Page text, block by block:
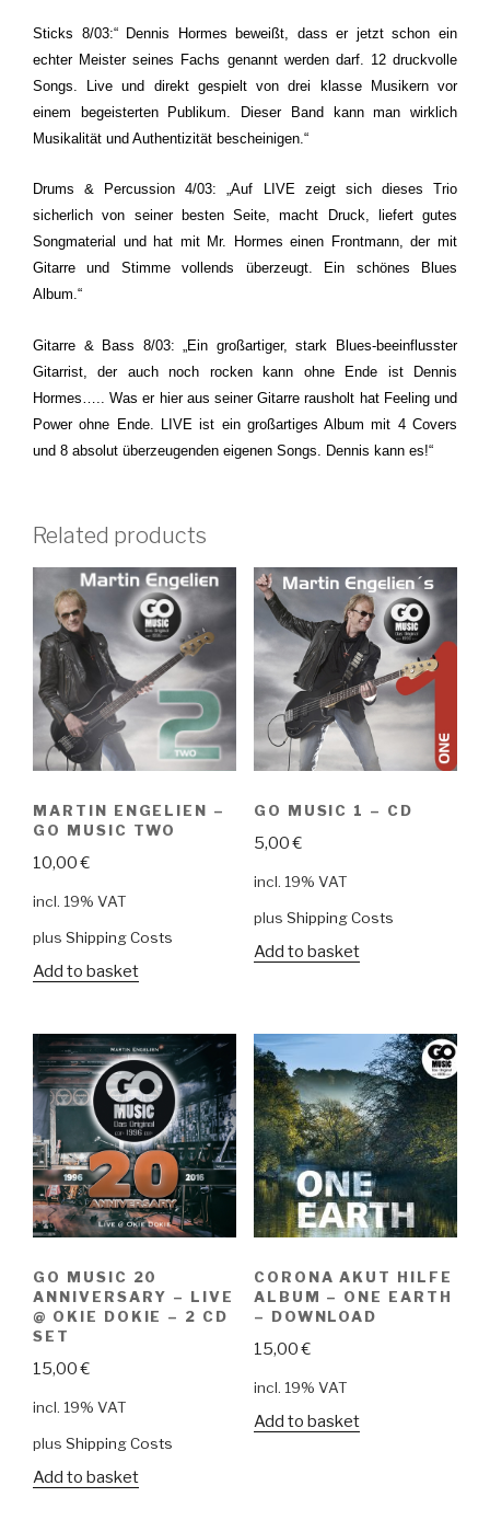
Sticks 8/03:“ Dennis Hormes beweißt, dass er jetzt schon ein
echter Meister seines Fachs genannt werden darf. 12 druckvolle
Songs. Live und direkt gespielt von drei klasse Musikern vor
einem begeisterten Publikum. Dieser Band kann man wirklich
Musikalität und Authentizität bescheinigen.“
Drums & Percussion 4/03: „Auf LIVE zeigt sich dieses Trio
sicherlich von seiner besten Seite, macht Druck, liefert gutes
Songmaterial und hat mit Mr. Hormes einen Frontmann, der mit
Gitarre und Stimme vollends überzeugt. Ein schönes Blues
Album.“
Gitarre & Bass 8/03: „Ein großartiger, stark Blues-beeinflusster
Gitarrist, der auch noch rocken kann ohne Ende ist Dennis
Hormes….. Was er hier aus seiner Gitarre rausholt hat Feeling und
Power ohne Ende. LIVE ist ein großartiges Album mit 4 Covers
und 8 absolut überzeugenden eigenen Songs. Dennis kann es!“
Related products
MARTIN ENGELIEN –
GO MUSIC TWO
10,00€
incl. 19% VAT
plus Shipping Costs
Add to basket
GO MUSIC 1 – CD
5,00€
incl. 19% VAT
plus Shipping Costs
Add to basket
GO MUSIC 20
ANNIVERSARY – LIVE
@ OKIE DOKIE – 2 CD
SET
15,00€
incl. 19% VAT
plus Shipping Costs
Add to basket
CORONA AKUT HILFE
ALBUM – ONE EARTH
– DOWNLOAD
15,00€
incl. 19% VAT
Add to basket